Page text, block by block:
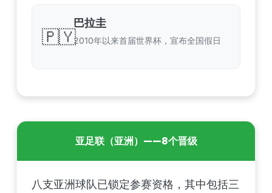
🇵🇾
巴拉圭
2010年以来首届世界杯，宣布全国假日
亚足联（亚洲）——8个晋级
八支亚洲球队已锁定参赛资格，其中包括三